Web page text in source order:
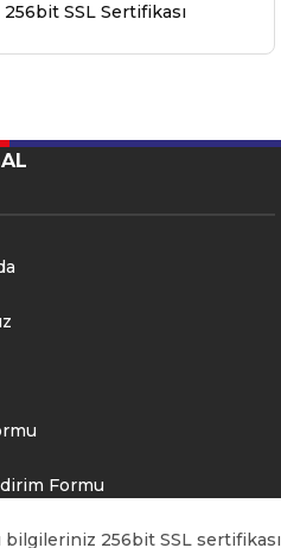
256bit SSL Sertifikası
Formu
bilgileriniz 256bit SSL